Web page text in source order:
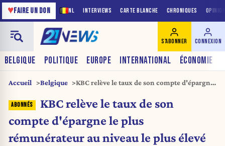
NL INTERVIEWS CARTE BLANCHE CHRONIQUES
♥FAIRE UN DON
BELGIQUE POLITIQUE EUROPE INTERNATIONAL ÉCONOMIE
S'ABONNER CONNEXION
Accueil Belgique
KBC relève le taux de son compte d'épargne
de Belgique
KBC relève le taux de son
compte d'épargne le plus
rémunérateur au niveau le plus élevé